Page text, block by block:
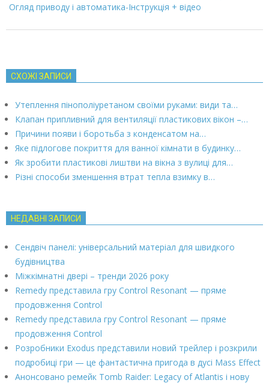
Огляд приводу і автоматика-Інструкція + відео
СХОЖІ ЗАПИСИ
Утеплення пінополіуретаном своїми руками: види та…
Клапан припливний для вентиляції пластикових вікон –…
Причини появи і боротьба з конденсатом на…
Яке підлогове покриття для ванної кімнати в будинку…
Як зробити пластикові лиштви на вікна з вулиці для…
Різні способи зменшення втрат тепла взимку в…
НЕДАВНІ ЗАПИСИ
Сендвіч панелі: універсальний матеріал для швидкого
будівництва
Міжкімнатні двері – тренди 2026 року
Remedy представила гру Control Resonant — пряме
продовження Control
Remedy представила гру Control Resonant — пряме
продовження Control
Розробники Exodus представили новий трейлер і розкрили
подробиці гри — це фантастична пригода в дусі Mass Effect
Анонсовано ремейк Tomb Raider: Legacy of Atlantis і нову